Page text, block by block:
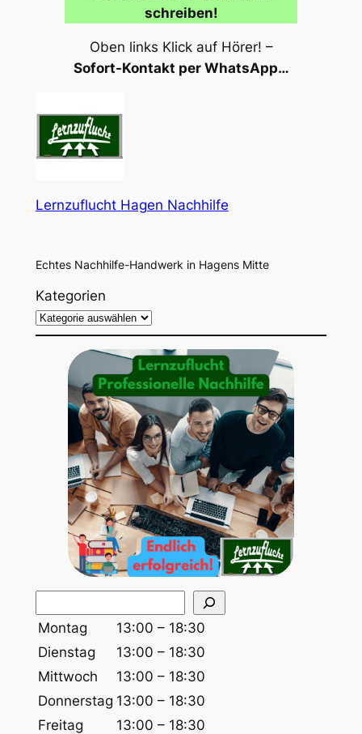
schreiben!
Oben links Klick auf Hörer! –
Sofort-Kontakt per WhatsApp…
Lernzuflucht Hagen Nachhilfe
Echtes Nachhilfe-Handwerk in Hagens Mitte
Kategorien
u
e
n
Montag
13:00 – 18:30
Dienstag
13:00 – 18:30
Mittwoch
13:00 – 18:30
Donnerstag 13:00 – 18:30
Freitag
13:00 – 18:30